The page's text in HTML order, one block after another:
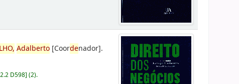
Adalberto [Coordenador].
D598](2).